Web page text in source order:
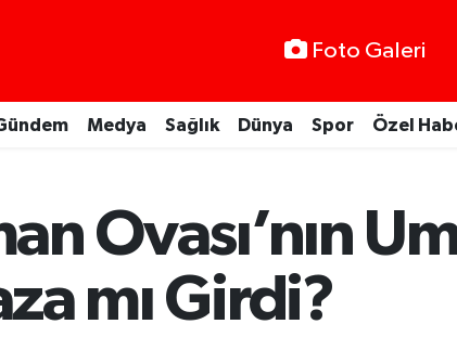
Foto Galeri
Medya Sağlık Dünya Spor Özel
Ovası’nın
mı Girdi?